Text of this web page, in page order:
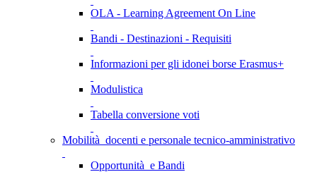
OLA - Learning Agreement On Line
Bandi - Destinazioni - Requisiti
Informazioni per gli idonei borse Erasmus+
Modulistica
Tabella conversione voti
Mobilità docenti e personale tecnico-amministrativo
Opportunità e Bandi